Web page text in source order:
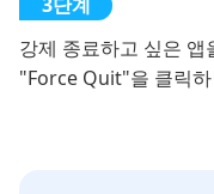
강제 종료하고 싶은
"Force Quit"을 클릭